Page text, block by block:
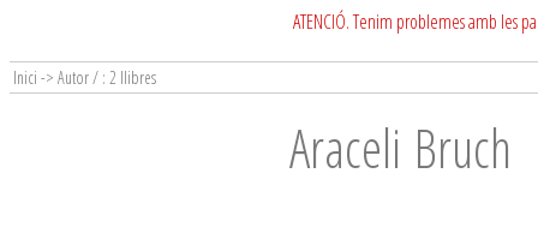
ATENCIÓ. Tenim problemes amb les
Inici -> Autor / : 2 llibres
Araceli Bruch